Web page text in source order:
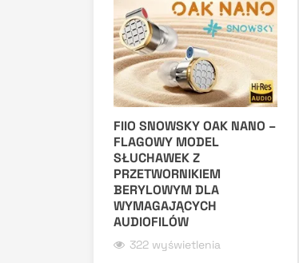
FIIO SNOWSKY OAK NANO –
FLAGOWY MODEL
SŁUCHAWEK Z
PRZETWORNIKIEM
BERYLOWYM DLA
WYMAGAJĄCYCH
AUDIOFILÓW
322 wyświetlenia